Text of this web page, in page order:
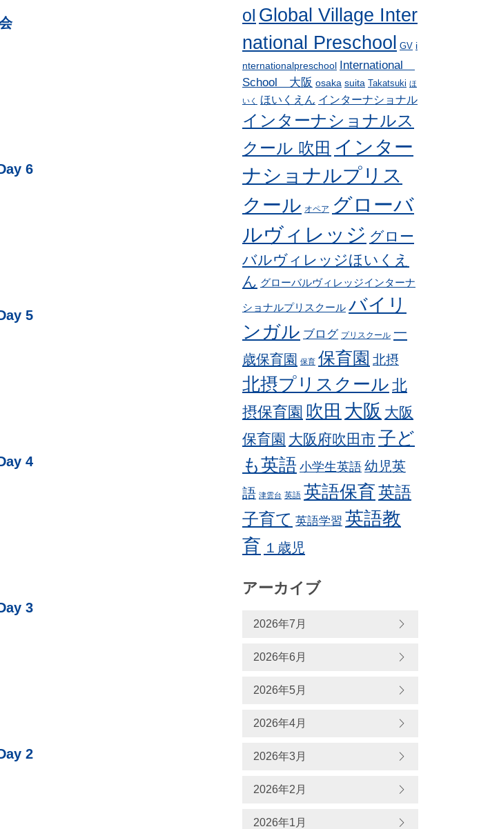
6
5
4
3
2
ol Global Village Inter
national Preschool GV i
nternationalpreschool International
School 大阪 osaka suita Takatsuki ほ
いく ほいくえん インターナショナル
インターナショナルス
クール 吹田 インター
ナショナルプリス
クール オペア グローバ
ルヴィレッジ グロー
バルヴィレッジほいくえ
ん グローバルヴィレッジインターナ
ショナルプリスクール バイリ
ンガル ブログ プリスクール 一
歳保育園 保育 保育園 北摂
北摂プリスクール 北
摂保育園 吹田 大阪 大阪
保育園 大阪府吹田市子ど
も英語 小学生英語幼児英
語 津雲台 英語 英語保育英語
子育て 英語学習 英語教
育 １歳児
アーカイブ
2026年7月
2026年6月
2026年5月
2026年4月
2026年3月
2026年2月
2026年1月